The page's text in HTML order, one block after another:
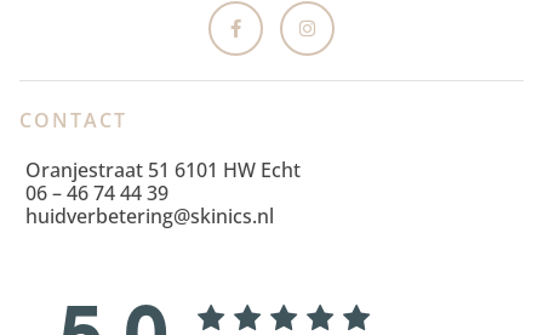
CONTACT
Oranjestraat 51 6101 HW Echt
06 – 46 74 44 39
huidverbetering@skinics.nl